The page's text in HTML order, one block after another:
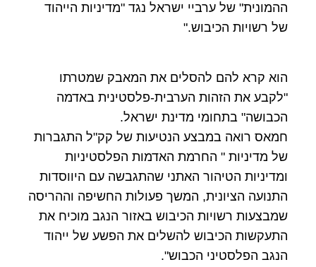
ההמונית" של ערביי ישראל נגד "מדיניות הייהוד
של רשויות הכיבוש."
הוא קרא להם להסלים את המאבק שמטרתו
"לקבע את הזהות הערבית-פלסטינית באדמה
הכבושה" בתחומי מדינת ישראל.
חמאס רואה במבצע הנטיעות של קק"ל התגברות
של מדיניות " החרמת האדמות הפלסטיניות
ומדיניות הטיהור האתני שהתגבשה עם היווסדות
התנועה הציונית, המשך פעולות החשיפה וההריסה
שמבצעות רשויות הכיבוש באזור הנגב מוכיח את
התעקשות הכיבוש להשלים את הפשע של ייהוד
הנגב הפלסטיני הכבוש".